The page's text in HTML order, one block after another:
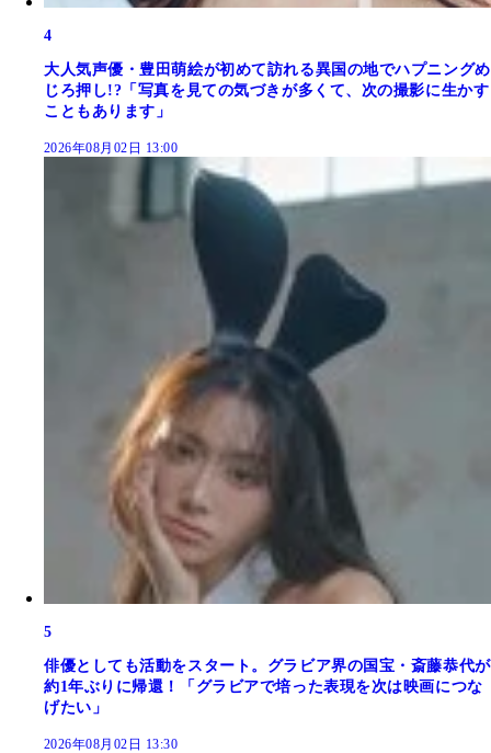
4
大人気声優・豊田萌絵が初めて訪れる異国の地でハプニングめ
じろ押し!?「写真を見ての気づきが多くて、次の撮影に生かす
こともあります」
2026年08月02日 13:00
5
俳優としても活動をスタート。グラビア界の国宝・斎藤恭代が
約1年ぶりに帰還！「グラビアで培った表現を次は映画につな
げたい」
2026年08月02日 13:30